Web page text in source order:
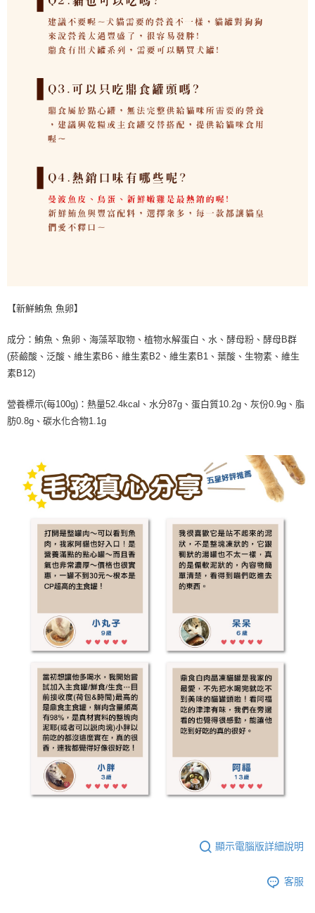
【新鮮鮪魚 魚卵】
成分：鮪魚、魚卵、海藻萃取物、植物水解蛋白、水、酵母粉、酵母B群
(菸鹼酸、泛酸、維生素B6、維生素B2、維生素B1、葉酸、生物素、維生
素B12)
營養標示(每100g)：熱量52.4kcal、水分87g、蛋白質10.2g、灰份0.9g、脂
肪0.8g、碳水化合物1.1g
顯示電腦版詳細說明
客服